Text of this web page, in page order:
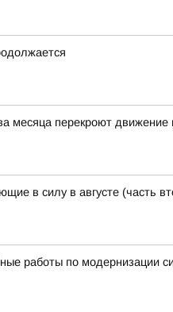
месяца перекроют движение
в силу в августе (часть
работы по модернизации